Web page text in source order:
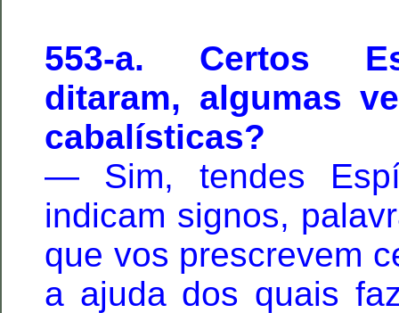
553-a. Certos
ditaram, algumas
cabalísticas?
— Sim, tendes
indicam signos,
que vos prescrevem
a ajuda dos quais